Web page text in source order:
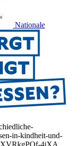
Nationale
in-kindheit-und-